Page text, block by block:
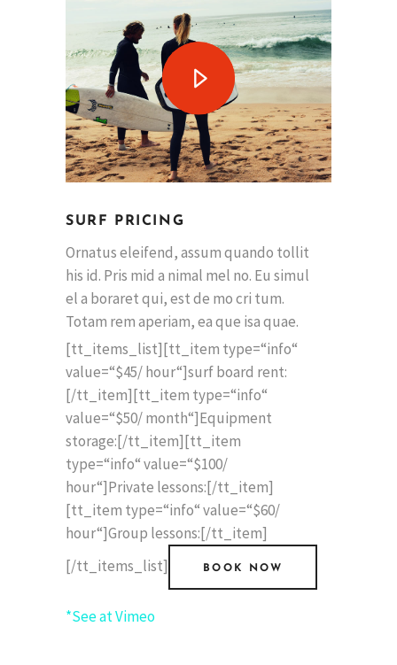
SURF PRICING
Ornatus eleifend, assum quando tollit
his id. Pris mid a nimal mel no. Eu simul
el a boraret qui, est de mo cri tum.
Totam rem aperiam, ea que isa quae.
[tt_items_list][tt_item type=“info“
value=“$45/ hour“]surf board rent:
[/tt_item][tt_item type=“info“
value=“$50/ month“]Equipment
storage:[/tt_item][tt_item
type=“info“ value=“$100/
hour“]Private lessons:[/tt_item]
[tt_item type=“info“ value=“$60/
hour“]Group lessons:[/tt_item]
[/tt_items_list]
BOOK NOW
*See at Vimeo